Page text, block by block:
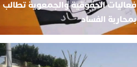
فعاليات الحقوقية والجمعوية تطالب
بمحاربة الفساد